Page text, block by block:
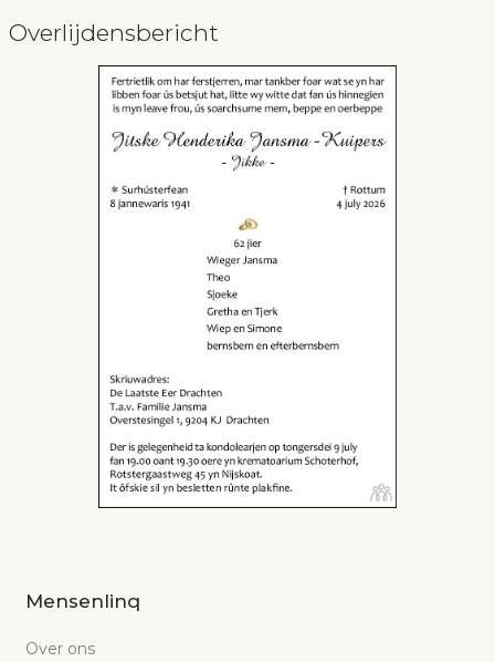
Overlijdensbericht
Mensenlinq
Over ons